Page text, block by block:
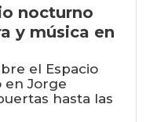
nocturno
y música en
el Espacio
en Jorge
hasta las